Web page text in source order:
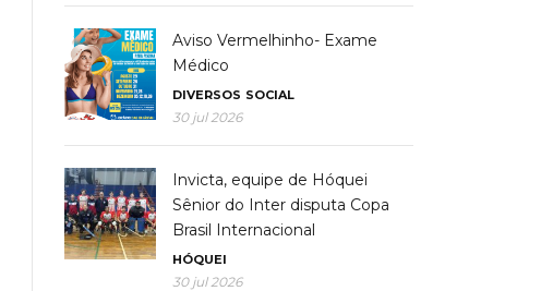
Aviso Vermelhinho- Exame
Médico
DIVERSOS SOCIAL
30 jul 2026
Invicta, equipe de Hóquei
Sênior do Inter disputa Copa
Brasil Internacional
HÓQUEI
30 jul 2026